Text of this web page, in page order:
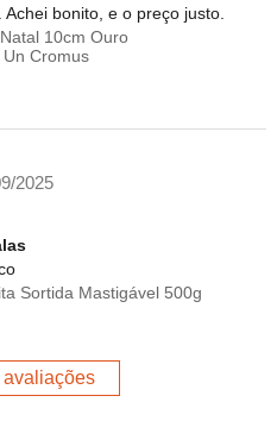
bonito, e o preço justo.
10cm Ouro
Cromus
2025
Sortida Mastigável 500g
avaliações